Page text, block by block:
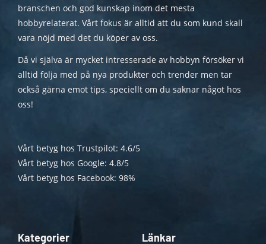
branschen och god kunskap inom det mesta
hobbyrelaterat. Vårt fokus är alltid att du som kund skall
vara nöjd med det du köper av oss.
Då vi själva är mycket intresserade av hobbyn försöker vi
alltid följa med på nya produkter och trender men tar
också gärna emot tips, speciellt om du saknar något hos
oss!
Vårt betyg hos Trustpilot: 4.6/5
Vårt betyg hos Google: 4.8/5
Vårt betyg hos Facebook: 98%
Kategorier Länkar